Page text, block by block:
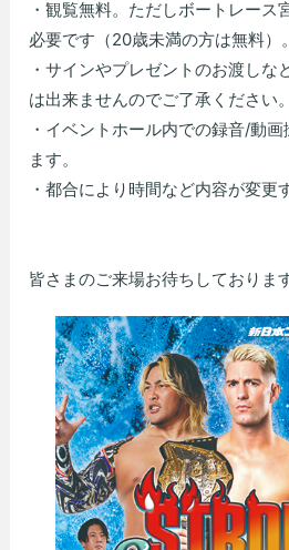
・観覧無料。ただしボートレース
必要です（20歳未満の方は無料）。
・サインやプレゼントのお渡しな
は出来ませんのでご了承ください。
・イベントホール内での録音/動
ます。
・都合により時間など内容が変更
皆さまのご来場お待ちしております